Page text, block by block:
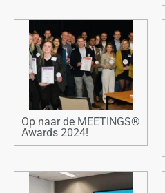
Op naar de MEETINGS®
Awards 2024!